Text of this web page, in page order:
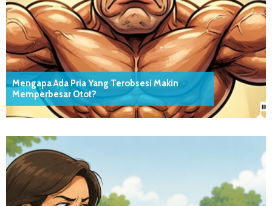
Mengapa Ada Pria Yang Terobsesi Makin
Memperbesar Otot?